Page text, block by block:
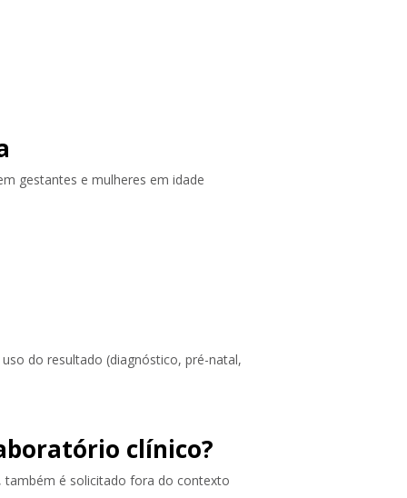
gestantes e mulheres em idade
do resultado (diagnóstico, pré-natal,
clínico?
também é solicitado fora do contexto